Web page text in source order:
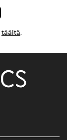
täältä.